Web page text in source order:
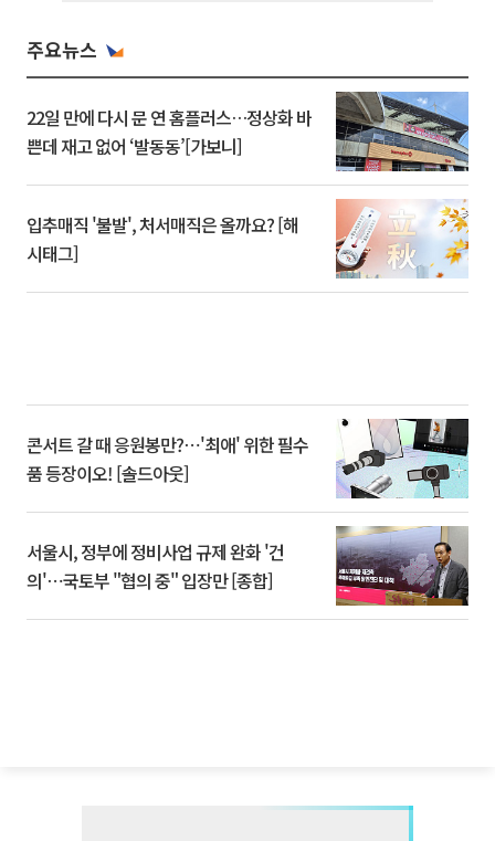
주요뉴스
22일 만에 다시 문 연 홈플러스…정상화 바
쁜데 재고 없어 ‘발동동’[가보니]
입추매직 '불발', 처서매직은 올까요? [해
시태그]
콘서트 갈 때 응원봉만?⋯'최애' 위한 필수
품 등장이오! [솔드아웃]
서울시, 정부에 정비사업 규제 완화 '건
의'⋯국토부 "협의 중" 입장만 [종합]